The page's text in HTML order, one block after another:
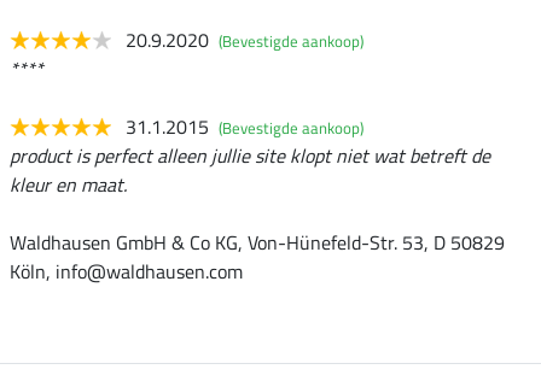
20.9.2020 (Bevestigde aankoop)
****
31.1.2015 (Bevestigde aankoop)
product is perfect alleen jullie site klopt niet wat betreft de
kleur en maat.
Waldhausen GmbH & Co KG, Von-Hünefeld-Str. 53, D 50829
Köln, info@waldhausen.com